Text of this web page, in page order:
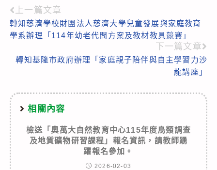
Read
more
上一篇文章
轉知慈濟學校財團法人慈濟大學兒童發展與家庭教育
學系辦理「114年幼老代間方案及教材教具競賽」
下一篇文章
轉知基隆市政府辦理「家庭親子陪伴與自主學習力沙
龍講座」
相關內容
檢送「奧萬大自然教育中心115年度鳥類調查
及地質礦物研習課程」報名資訊，請教師踴
躍報名參加。
2026-02-03